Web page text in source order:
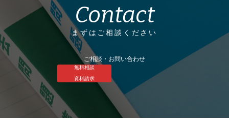
Contact
まずはご相談ください
ご相談・お問い合わせ
無料相談
資料請求